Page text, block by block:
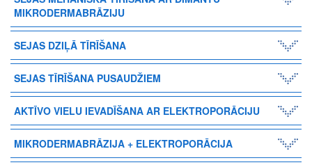
MIKRODERMABRĀZIJU
SEJAS DZIĻĀ TĪRĪŠANA
SEJAS TĪRĪŠANA PUSAUDŽIEM
AKTĪVO VIELU IEVADĪŠANA AR ELEKTROPORĀCIJU
MIKRODERMABRĀZIJA + ELEKTROPORĀCIJA